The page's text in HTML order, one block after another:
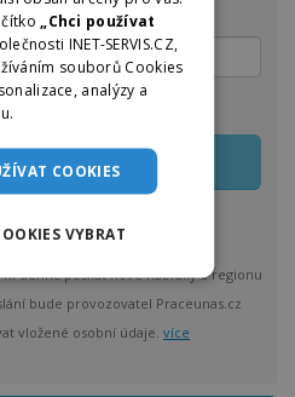
nebo jednoduše zrušit
denně posílat nové nabídky z regionu
bude provozovatel Praceunas.cz
vložené osobní údaje. více
„Chci používat
INET-SERVIS.CZ,
souborů Cookies
analýzy a
COOKIES
VYBRAT